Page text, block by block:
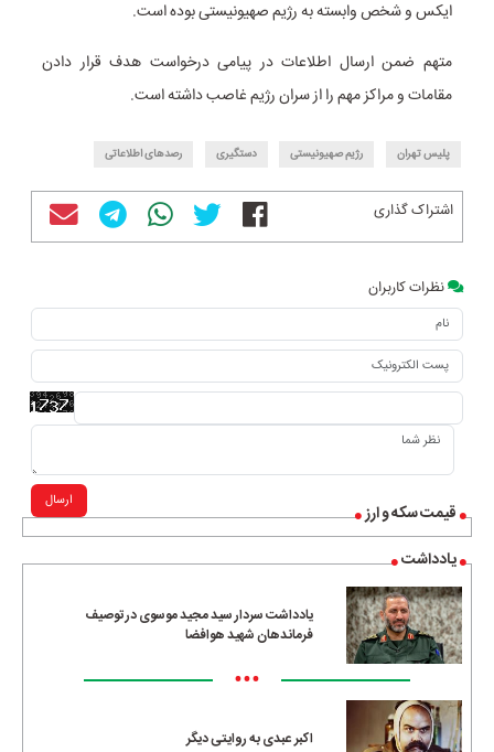
قیمت سکه و ارز
یادداشت
یادداشت سردار سید مجید موسوی در توصیف
فرماندهان شهید هوافضا
•••
اکبر عبدی به روایتی دیگر
ایکس و شخص وابسته به رژیم صهیونیستی بوده است.
متهم ضمن ارسال اطلاعات در پیامی درخواست هدف قرار دادن
مقامات و مراکز مهم را از سران رژیم غاصب داشته است.
پلیس تهران رژیم صهیونیستی دستگیری رصدهای اطلاعاتی
اشتراک گذاری
نظرات کاربران
ارسال